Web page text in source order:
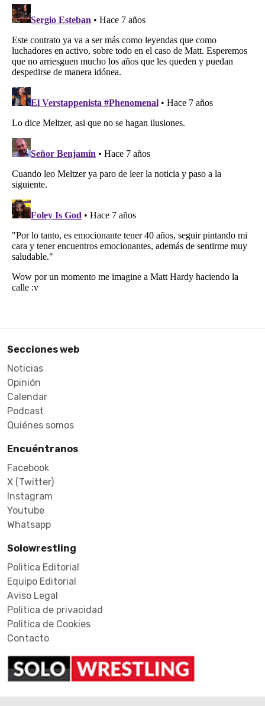
Secciones web
Noticias
Opinión
Calendar
Podcast
Quiénes somos
Encuéntranos
Facebook
X (Twitter)
Instagram
Youtube
Whatsapp
Solowrestling
Politica Editorial
Equipo Editorial
Aviso Legal
Politica de privacidad
Politica de Cookies
Contacto